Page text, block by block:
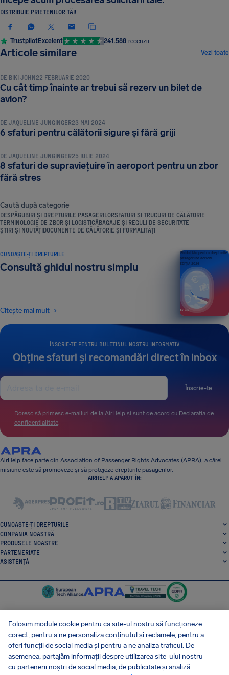
DISTRIBUIE PRIETENILOR TĂI!
TrustpilotExcelent 241.588 recenzii
Articole similare Vezi toate
SFATURI ȘI TRUCURI DE CĂLĂTORIE
DE BIKI JOHN22 FEBRUARIE 2020
Cu cât timp înainte ar trebui să rezerv un bilet de
avion?
SFATURI ȘI TRUCURI DE CĂLĂTORIE
DE JAQUELINE JUNGINGER23 MAI 2024
6 sfaturi pentru călătorii sigure și fără griji
SFATURI ȘI TRUCURI DE CĂLĂTORIE
DE JAQUELINE JUNGINGER25 IULIE 2024
8 sfaturi de supraviețuire în aeroport pentru un zbor
fără stres
Caută după categorie
DESPĂGUBIRI ȘI DREPTURILE PASAGERILORSFATURI ȘI TRUCURI DE CĂLĂTORIE
TERMINOLOGIE DE ZBOR ȘI LOGISTICĂBAGAJE ȘI REGULI DE SECURITATE
ȘTIRI ȘI NOUTĂȚIDOCUMENTE DE CĂLĂTORIE ȘI FORMALITĂȚI
ÎNSCRIE-TE PENTRU BULETINUL NOSTRU INFORMATIV
Obține sfaturi și recomandări direct în inbox
Înscrie-te
Doresc să primesc e-mailuri de la AirHelp și sunt de acord cu Declarația de
confidențialitate.
CUNOAȘTE-ȚI DREPTURILE
Consultă ghidul nostru simplu
Citește mai mult
Ghidul tău pentru drepturile
pasagerilor aerieni
EDIȚIA 2026
AirHelp face parte din Association of Passenger Rights Advocates (APRA), a cărei
misiune este să promoveze și să protejeze drepturile pasagerilor.
AIRHELP A APĂRUT ÎN:
CUNOAȘTE-ȚI DREPTURILE
COMPANIA NOASTRĂ
PRODUSELE NOASTRE
PARTENERIATE
ASISTENȚĂ
SocialFacebook
SocialTwitter
SocialInstagram
SocialLinkedin
OBȚINE APLICAȚIA NOASTRĂ GRATUITĂ
Folosim module cookie pentru ca site-ul nostru să funcționeze
corect, pentru a ne personaliza conținutul și reclamele, pentru a
oferi funcții de social media și pentru a ne analiza traficul. De
asemenea, partajăm informații despre utilizarea site-ului nostru
cu partenerii noștri de social media, de publicitate și analiză.